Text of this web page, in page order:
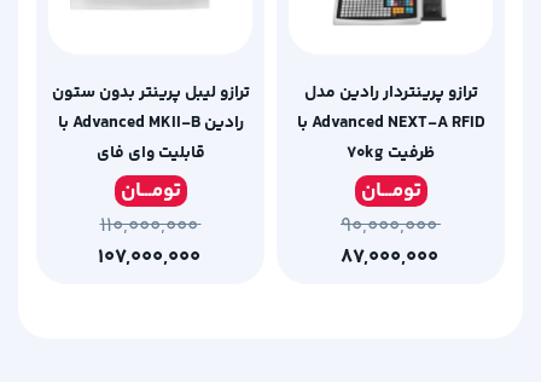
ترازو پرینتردار رادین مدل
Advanced NEXT-A RFID با
ظرفیت ۷۰kg
تومـــان
۹۰,۰۰۰,۰۰۰
ترازو لیبل پرینتر بدون ستون
رادین Advanced MKII-B با
قابلیت وای فای
تومـــان
۱۱۰,۰۰۰,۰۰۰